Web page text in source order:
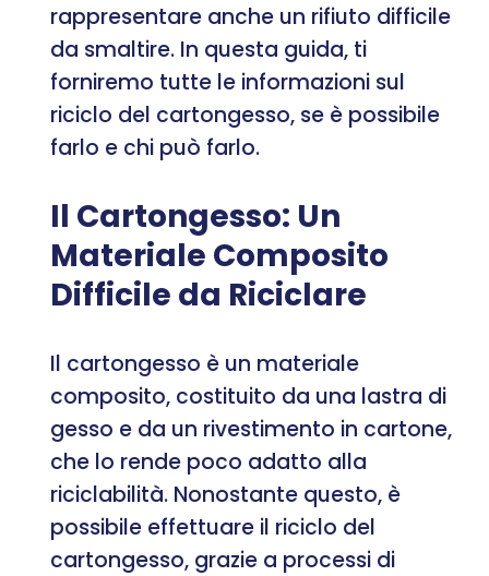
rappresentare anche un rifiuto difficile
da smaltire. In questa guida, ti
forniremo tutte le informazioni sul
riciclo del cartongesso, se è possibile
farlo e chi può farlo.
Il Cartongesso: Un
Materiale Composito
Difficile da Riciclare
Il cartongesso è un materiale
composito, costituito da una lastra di
gesso e da un rivestimento in cartone,
che lo rende poco adatto alla
riciclabilità. Nonostante questo, è
possibile effettuare il riciclo del
cartongesso, grazie a processi di